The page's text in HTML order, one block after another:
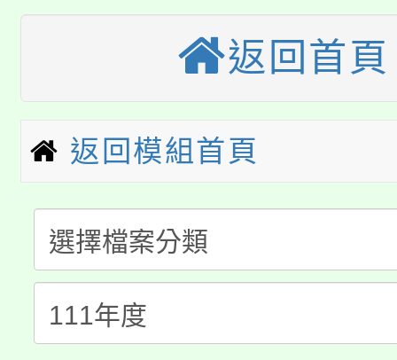
公告本校115學年度第
代理(課)教師甄選結果
公告本校115學年度第
代理(課)教師甄選結果(
轉知中國文化大學推廣
《TA101》溝通分析基
程，歡迎學生輔導中心
心理、諮商輔導、社會
系所師生報名參加。
淨零綠生活教案入校路
會
程
學期銜接期間理賠案件
學籍身 分審查程序及
版
淨零綠領人才培育課程
公告本校115學年度第
返回首頁
返回模組首頁